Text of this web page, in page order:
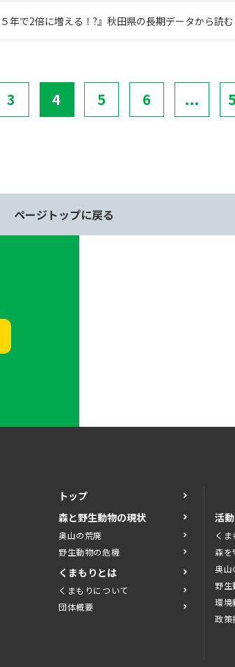
５年で2倍に増える！?』秋田県の長期データから読
3 4 5 6 ...
ページトップに戻る
トップ
森と野生動物の現状
奥山の荒廃
野生動物の危機
くまもりとは
くまもりについて
団体概要
活
く
森を
奥山
野生
環境
政策